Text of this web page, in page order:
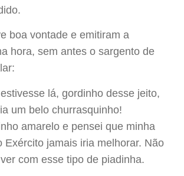
boa vontade e emitiram a
hora, sem antes o sargento de
lá, gordinho desse jeito,
um belo churrasquinho!
amarelo e pensei que minha
Exército jamais iria melhorar. Não
com esse tipo de piadinha.